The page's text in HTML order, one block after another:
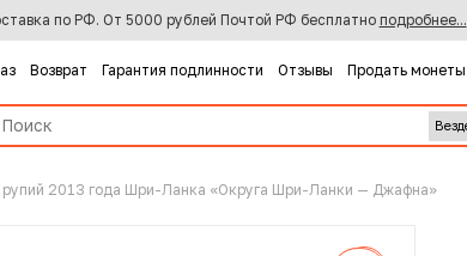
по РФ. От 5000 рублей Почтой РФ бесплатно подробнее...
Возврат Гарантия подлинности Отзывы Продать монеты
рупий 2013 года Шри-Ланка «Округа Шри-Ланки — Джафна»